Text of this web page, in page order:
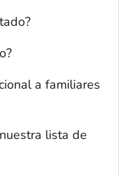
a familiares
lista de